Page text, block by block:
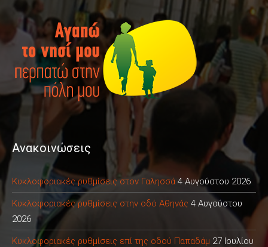
Ανακοινώσεις
Κυκλοφοριακές ρυθμίσεις στον Γαλησσά 4 Αυγούστου 2026
Κυκλοφοριακές ρυθμίσεις στην οδό Αθηνάς 4 Αυγούστου
2026
Κυκλοφοριακές ρυθμίσεις επί της οδού Παπαδάμ 27 Ιουλίου